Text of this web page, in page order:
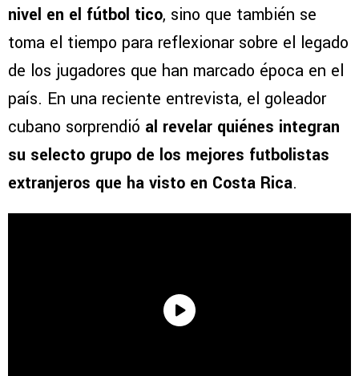
nivel en el fútbol tico, sino que también se
toma el tiempo para reflexionar sobre el legado
de los jugadores que han marcado época en el
país. En una reciente entrevista, el goleador
cubano sorprendió al revelar quiénes integran
su selecto grupo de los mejores futbolistas
extranjeros que ha visto en Costa Rica.